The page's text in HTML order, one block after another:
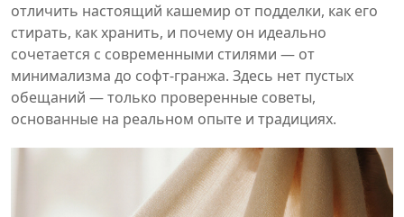
отличить настоящий кашемир от подделки, как его
стирать, как хранить, и почему он идеально
сочетается с современными стилями — от
минимализма до софт-гранжа. Здесь нет пустых
обещаний — только проверенные советы,
основанные на реальном опыте и традициях.